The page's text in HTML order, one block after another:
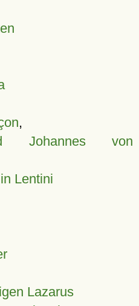
,
Johannes von
Lentini
Lazarus